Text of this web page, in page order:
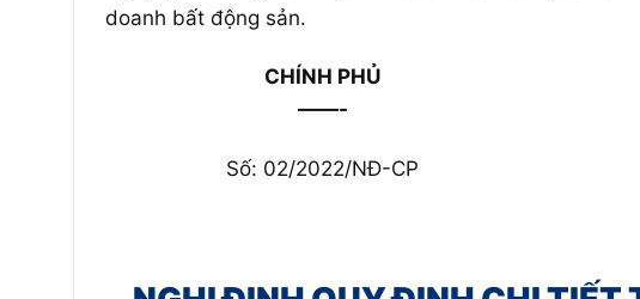
doanh bất động sản.
CHÍNH PHỦ
——-
Số: 02/2022/NĐ-CP